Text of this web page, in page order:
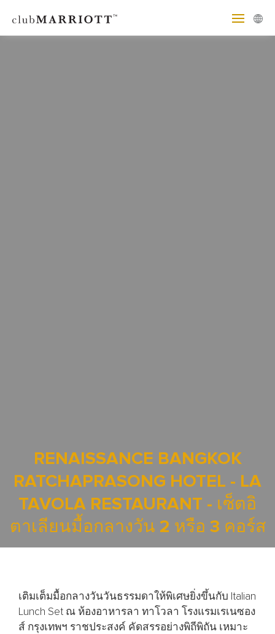
RENAISSANCE BANGKOK
RATCHAPRASONG HOTEL - LA
TAVOLA RESTAURANT - เซ็ตอิ
ตาเลียนมื้อกลางวัน 2 หรือ 3 คอร์ส
เติมเต็มมื้อกลางวันวันธรรมดาให้พิเศษยิ่งขึ้นกับ Italian
Lunch Set ณ ห้องอาหารลา ทาโวลา โรงแรมเรเนซอง
ส์ กรุงเทพฯ ราชประสงค์ คัดสรรอย่างพิถีพิถัน เหมาะ